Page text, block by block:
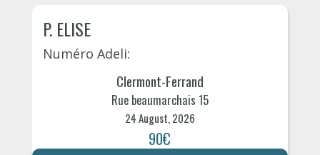
P. ELISE
Numéro Adeli:
Clermont-Ferrand
Rue beaumarchais 15
24 August, 2026
90€